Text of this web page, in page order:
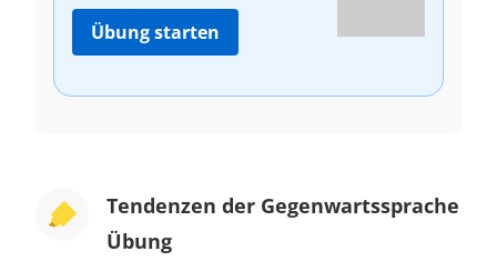
Übung starten
Tendenzen der Gegenwartssprache
Übung